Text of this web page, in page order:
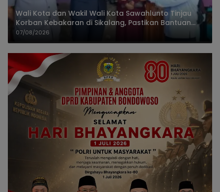
Wali Kota dan Wakil Wali Kota Sawahlunto Tinjau
Korban Kebakaran di Sikalang, Pastikan Bantuan
dan Perkuat Mitigasi Bencana
07/08/2026